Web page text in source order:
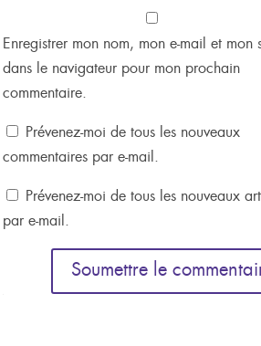
Enregistrer mon nom, mon e-mail et mon
dans le navigateur pour mon prochain
commentaire.
Prévenez-moi de tous les nouveaux
commentaires par e-mail.
Prévenez-moi de tous les nouveaux
par e-mail.
Soumettre le